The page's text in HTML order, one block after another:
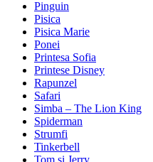
Pinguin
Pisica
Pisica Marie
Ponei
Printesa Sofia
Printese Disney
Rapunzel
Safari
Simba – The Lion King
Spiderman
Strumfi
Tinkerbell
Tom si Jerry